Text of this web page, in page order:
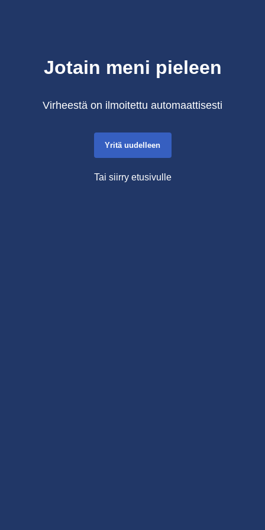
Jotain meni pieleen
Virheestä on ilmoitettu automaattisesti
Yritä uudelleen
Tai siirry etusivulle